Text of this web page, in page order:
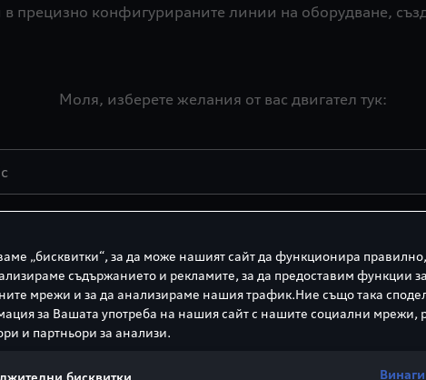
в прецизно конфигурираните линии на оборудване,
Моля, изберете желания от вас двигател тук:
двигател с директно впръскване, ламбда‑регулация,
газове.
2000 - 5000 минути
„бисквитки“, за да може нашият сайт да функционира
съдържанието и рекламите, за да предоставим функции за
мрежи и за да анализираме нашия трафик.Ние също така
за Вашата употреба на нашия сайт с нашите социални мрежи,
и партньори за анализи.